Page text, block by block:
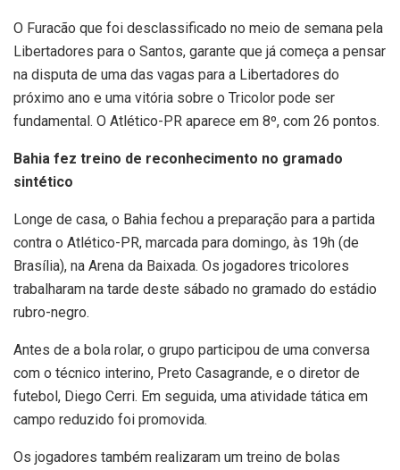
O Furacão que foi desclassificado no meio de semana pela
Libertadores para o Santos, garante que já começa a pensar
na disputa de uma das vagas para a Libertadores do
próximo ano e uma vitória sobre o Tricolor pode ser
fundamental. O Atlético-PR aparece em 8º, com 26 pontos.
Bahia fez treino de reconhecimento no gramado
sintético
Longe de casa, o Bahia fechou a preparação para a partida
contra o Atlético-PR, marcada para domingo, às 19h (de
Brasília), na Arena da Baixada. Os jogadores tricolores
trabalharam na tarde deste sábado no gramado do estádio
rubro-negro.
Antes de a bola rolar, o grupo participou de uma conversa
com o técnico interino, Preto Casagrande, e o diretor de
futebol, Diego Cerri. Em seguida, uma atividade tática em
campo reduzido foi promovida.
Os jogadores também realizaram um treino de bolas